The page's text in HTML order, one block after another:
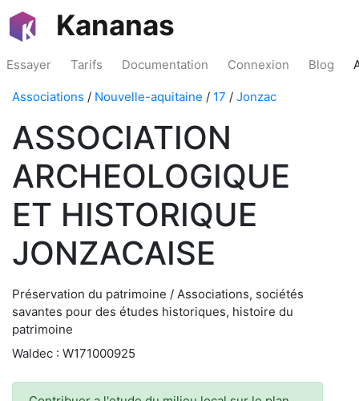
Kananas
Essayer Tarifs Documentation Connexion Blog
Associations / Nouvelle-aquitaine / 17 / Jonzac
ASSOCIATION
ARCHEOLOGIQUE
ET HISTORIQUE
JONZACAISE
Préservation du patrimoine / Associations, sociétés
savantes pour des études historiques, histoire du
patrimoine
Waldec : W171000925